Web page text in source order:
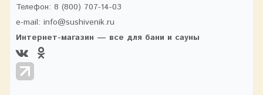
Телефон: 8 (800) 707-14-03
e-mail: info@sushivenik.ru
Интернет-магазин — все для бани и сауны